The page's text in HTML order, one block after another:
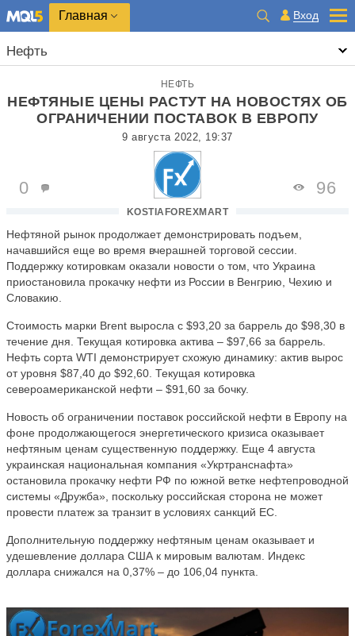
Главная Вход
Нефть
НЕФТЬ
НЕФТЯНЫЕ ЦЕНЫ РАСТУТ НА НОВОСТЯХ ОБ
ОГРАНИЧЕНИИ ПОСТАВОК В ЕВРОПУ
9 августа 2022, 19:37
KOSTIAFOREXMART
0 96
Нефтяной рынок продолжает демонстрировать подъем,
начавшийся еще во время вчерашней торговой сессии.
Поддержку котировкам оказали новости о том, что Украина
приостановила прокачку нефти из России в Венгрию, Чехию и
Словакию.
Стоимость марки Brent выросла с $93,20 за баррель до $98,30 в
течение дня. Текущая котировка актива – $97,66 за баррель.
Нефть сорта WTI демонстрирует схожую динамику: актив вырос
от уровня $87,40 до $92,60. Текущая котировка
североамериканской нефти – $91,60 за бочку.
Новость об ограничении поставок российской нефти в Европу на
фоне продолжающегося энергетического кризиса оказывает
нефтяным ценам существенную поддержку. Еще 4 августа
украинская национальная компания «Укртранснафта»
остановила прокачку нефти РФ по южной ветке нефтепроводной
системы «Дружба», поскольку российская сторона не может
провести платеж за транзит в условиях санкций ЕС.
Дополнительную поддержку нефтяным ценам оказывает и
удешевление доллара США к мировым валютам. Индекс
доллара снижался на 0,37% – до 106,04 пункта.